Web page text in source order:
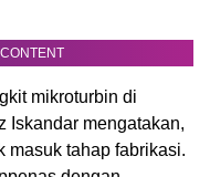
mikroturbin di
Iskandar mengatakan,
masuk tahap fabrikasi.